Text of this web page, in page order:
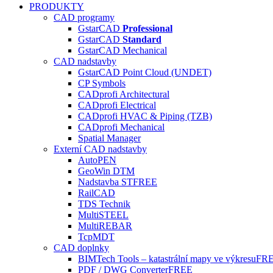
PRODUKTY
CAD programy
GstarCAD Professional
GstarCAD Standard
GstarCAD Mechanical
CAD nadstavby
GstarCAD Point Cloud (UNDET)
CP Symbols
CADprofi Architectural
CADprofi Electrical
CADprofi HVAC & Piping (TZB)
CADprofi Mechanical
Spatial Manager
Externí CAD nadstavby
AutoPEN
GeoWin DTM
Nadstavba STFREE
RailCAD
TDS Technik
MultiSTEEL
MultiREBAR
TcpMDT
CAD doplnky
BIMTech Tools – katastrální mapy ve výkresu
PDF / DWG ConverterFREE